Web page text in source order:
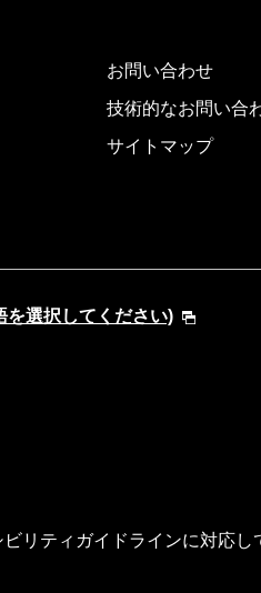
お問い合わせ
技術的なお問い合
サイトマップ
を選択してください)
リティガイドラインに対応し